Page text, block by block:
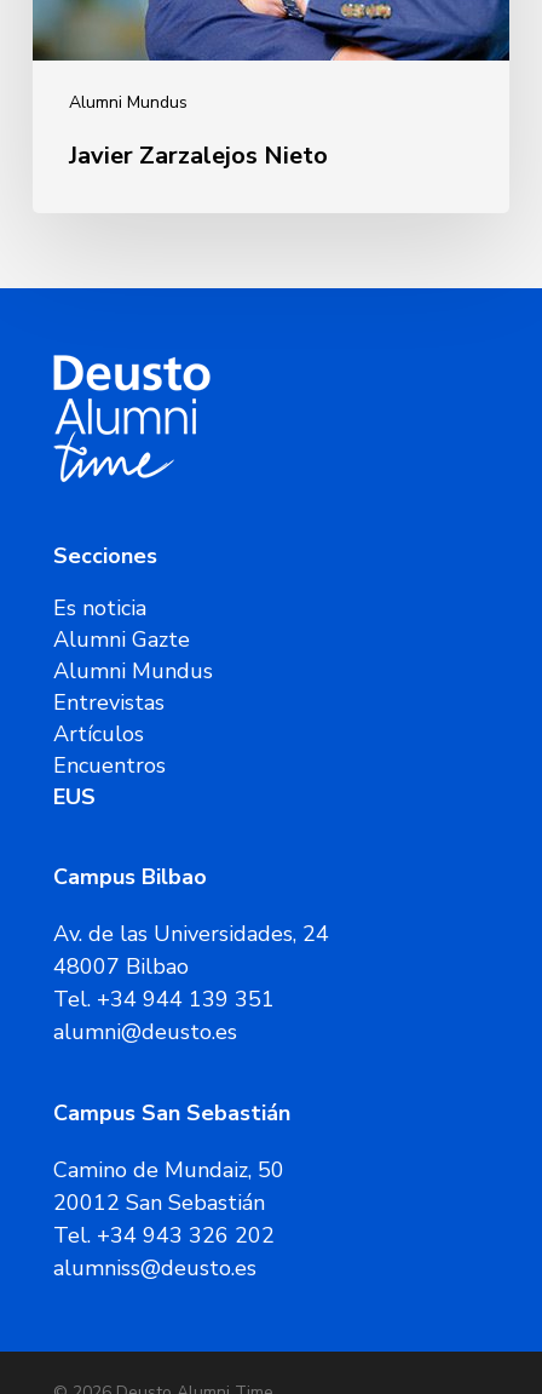
Alumni Mundus
Javier Zarzalejos Nieto
Secciones
Es noticia
Alumni Gazte
Alumni Mundus
Entrevistas
Artículos
Encuentros
EUS
Campus Bilbao
Av. de las Universidades, 24
48007 Bilbao
Tel. +34 944 139 351
alumni@deusto.es
Campus San Sebastián
Camino de Mundaiz, 50
20012 San Sebastián
Tel. +34 943 326 202
alumniss@deusto.es